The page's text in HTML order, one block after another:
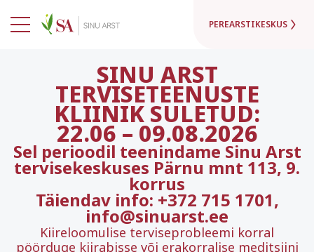
PEREARSTIKESKUS
SINU ARST
TERVISETEENUSTE
KLIINIK SULETUD:
22.06 – 09.08.2026
Sel perioodil teenindame Sinu Arst
tervisekeskuses Pärnu mnt 113, 9.
korrus
Täiendav info: +372 715 1701,
info@sinuarst.ee
Kiireloomulise terviseprobleemi korral
pöörduge kiirabisse või erakorralise meditsiini